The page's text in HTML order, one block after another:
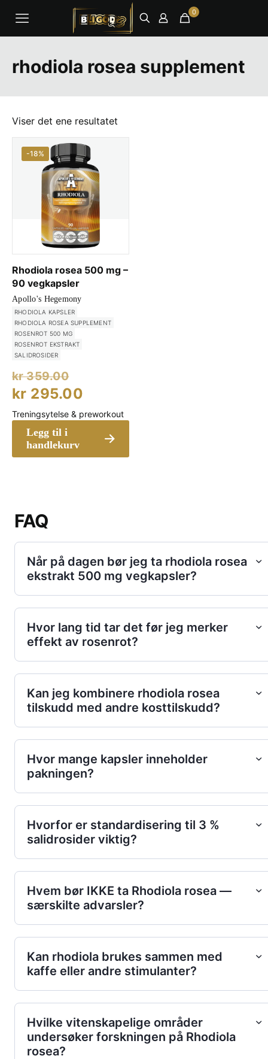
0
rhodiola rosea supplement
Viser det ene resultatet
-18%
Rhodiola rosea 500 mg –
90 vegkapsler
Apollo's Hegemony
RHODIOLA KAPSLER
RHODIOLA ROSEA SUPPLEMENT
ROSENROT 500 MG
ROSENROT EKSTRAKT
SALIDROSIDER
kr359.00
pris
var:
kr 295.00
pris
kr 295.00.
Legg til i
handlekurv
Treningsytelse & preworkout
FAQ
Når på dagen bør jeg ta rhodiola rosea
ekstrakt 500 mg vegkapsler?
Hvor lang tid tar det før jeg merker
effekt av rosenrot?
Kan jeg kombinere rhodiola rosea
tilskudd med andre kosttilskudd?
Hvor mange kapsler inneholder
pakningen?
Hvorfor er standardisering til 3 %
salidrosider viktig?
Hvem bør IKKE ta Rhodiola rosea —
særskilte advarsler?
Kan rhodiola brukes sammen med
kaffe eller andre stimulanter?
Hvilke vitenskapelige områder
undersøker forskningen på Rhodiola
rosea?